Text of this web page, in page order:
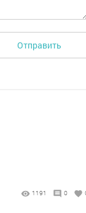
Отправить
1191 0